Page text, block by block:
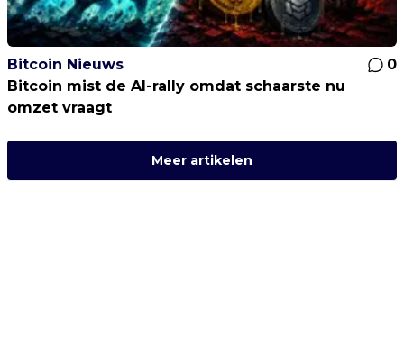
Bitcoin Nieuws
0
Bitcoin mist de AI-rally omdat schaarste nu
omzet vraagt
Meer artikelen